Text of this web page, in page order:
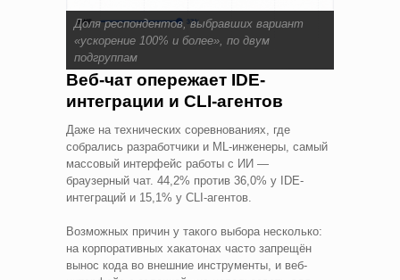
Доля респондентов, выбравших вариант
«ускорение 100% и более», по двум
подгруппам
Веб-чат опережает IDE-
интеграции и CLI-агентов
Даже на технических соревнованиях, где
собрались разработчики и ML-инженеры, самый
массовый интерфейс работы с ИИ —
браузерный чат. 44,2% против 36,0% у IDE-
интеграций и 15,1% у CLI-агентов.
Возможных причин у такого выбора несколько:
на корпоративных хакатонах часто запрещён
вынос кода во внешние инструменты, и веб-